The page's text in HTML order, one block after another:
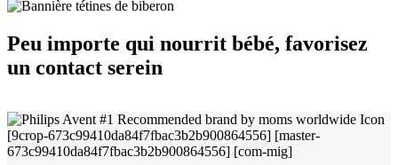
Peu importe qui nourrit bébé, favorisez
un contact serein